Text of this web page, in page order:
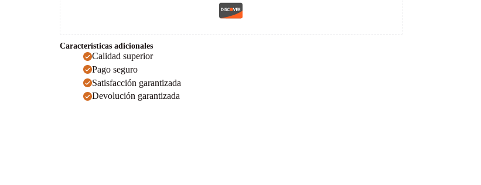
Características adicionales
Calidad superior
Pago seguro
Satisfacción garantizada
Devolución garantizada